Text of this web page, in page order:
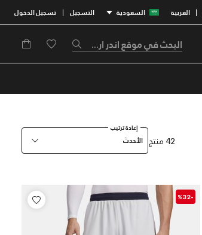
| العربية السعودية التسجيل | تسجيل الدخول
42 منتج
إعادة ترتيب
الأحدث
-%32